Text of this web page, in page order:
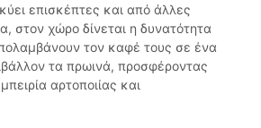
επισκέπτες και από άλλες
στον χώρο δίνεται η δυνατότητα
τον καφέ τους σε ένα
τα πρωινά, προσφέροντας
αρτοποιίας και